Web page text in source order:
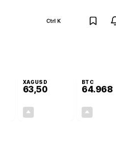
Ctrl K
XAGUSD
63,50
BTC
64.968